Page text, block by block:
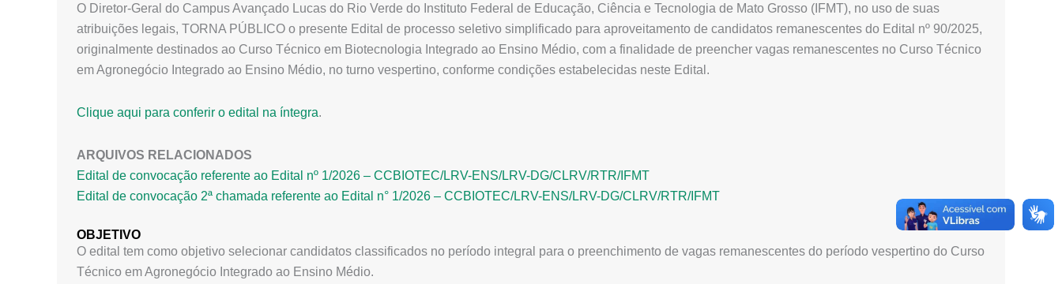
O Diretor-Geral do Campus Avançado Lucas do Rio Verde do Instituto Federal de Educação, Ciência e Tecnologia de Mato Grosso (IFMT), no uso de suas
atribuições legais, TORNA PÚBLICO o presente Edital de processo seletivo simplificado para aproveitamento de candidatos remanescentes do Edital nº 90/2025,
originalmente destinados ao Curso Técnico em Biotecnologia Integrado ao Ensino Médio, com a finalidade de preencher vagas remanescentes no Curso Técnico
em Agronegócio Integrado ao Ensino Médio, no turno vespertino, conforme condições estabelecidas neste Edital.
Clique aqui para conferir o edital na íntegra.
ARQUIVOS RELACIONADOS
Edital de convocação referente ao Edital nº 1/2026 – CCBIOTEC/LRV-ENS/LRV-DG/CLRV/RTR/IFMT
Edital de convocação 2ª chamada referente ao Edital n° 1/2026 – CCBIOTEC/LRV-ENS/LRV-DG/CLRV/RTR/IFMT
OBJETIVO
O edital tem como objetivo selecionar candidatos classificados no período integral para o preenchimento de vagas remanescentes do período vespertino do Curso
Técnico em Agronegócio Integrado ao Ensino Médio.